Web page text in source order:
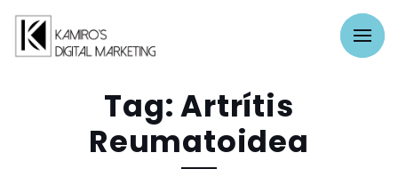
Tag: Artrítis
Reumatoidea